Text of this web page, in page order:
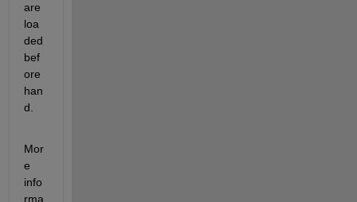
are
loa
ded
bef
ore
han
d.
Mor
e
info
rma